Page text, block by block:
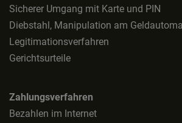
Sicherer Umgang mit Karte und PIN
Diebstahl, Manipulation am
Legitimationsverfahren
Gerichtsurteile
Zahlungsverfahren
Bezahlen im Internet